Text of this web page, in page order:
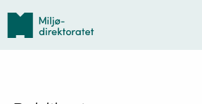
Tilbake
forsiden